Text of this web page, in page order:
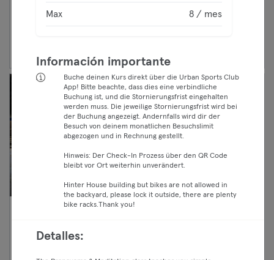
15:15
Fitness
Max 8 / mes
Información importante
Buche deinen Kurs direkt über die Urban Sports Club
App! Bitte beachte, dass dies eine verbindliche
Buchung ist, und die Stornierungsfrist eingehalten
werden muss. Die jeweilige Stornierungsfrist wird bei
der Buchung angezeigt. Andernfalls wird dir der
Besuch von deinem monatlichen Besuchslimit
abgezogen und in Rechnung gestellt.
Hinweis: Der Check-In Prozess über den QR Code
bleibt vor Ort weiterhin unverändert.
Hinter House building but bikes are not allowed in
the backyard, please lock it outside, there are plenty
bike racks.Thank you!
Detalles: